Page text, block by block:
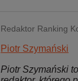
Redaktor Ranking
Piotr Szymański
Piotr Szymański